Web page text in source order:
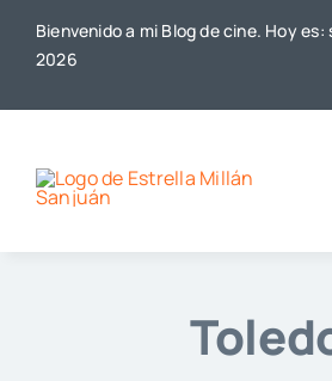
Bienvenido a mi Blog de cine. Hoy
2026